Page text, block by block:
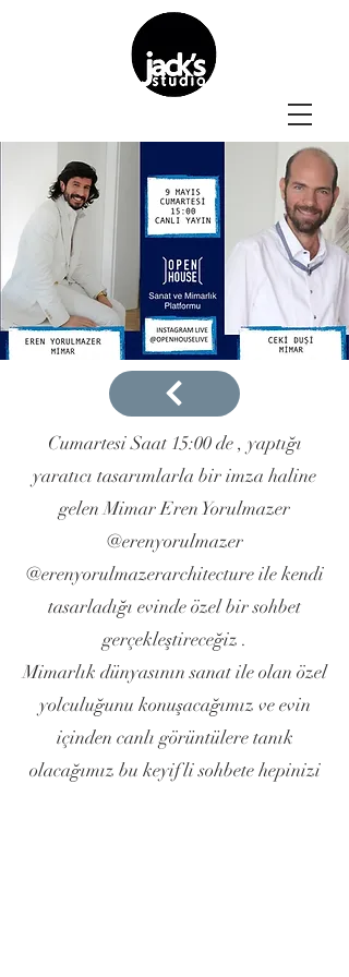
Cumartesi Saat 15:00 de , yaptığı
yaratıcı tasarımlarla bir imza haline
gelen Mimar Eren Yorulmazer
@erenyorulmazer
@erenyorulmazerarchitecture ile kendi
tasarladığı evinde özel bir sohbet
gerçekleştireceğiz .
Mimarlık dünyasının sanat ile olan özel
yolculuğunu konuşacağımız ve evin
içinden canlı görüntülere tanık
olacağımız bu keyifli sohbete hepinizi